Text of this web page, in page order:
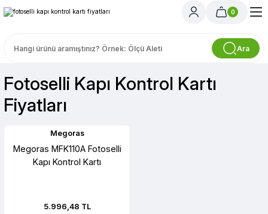
Ara
0
Fotoselli Kapı Kontrol Kartı
Fiyatları
Megoras
Megoras MFK110A Fotoselli
Kapı Kontrol Kartı
5.996,48 TL